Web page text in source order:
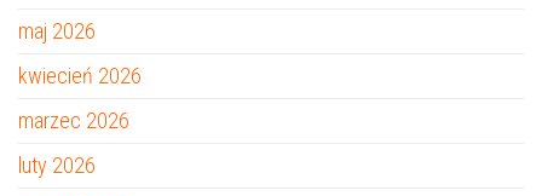
maj 2026
kwiecień 2026
marzec 2026
luty 2026